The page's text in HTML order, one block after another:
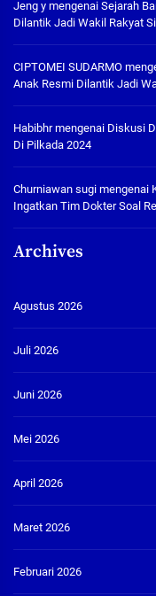
Jeng y mengenai Sejarah
Dilantik Jadi Wakil Rakyat
CIPTOMEI SUDARMO
Anak Resmi Dilantik Jadi
Habibhrmengenai Diskusi
Di Pilkada 2024
Churniawan sugi mengenai
Ingatkan Tim Dokter Soal
Archives
Agustus 2026
Juli 2026
Juni 2026
Mei 2026
April 2026
Maret 2026
Februari 2026